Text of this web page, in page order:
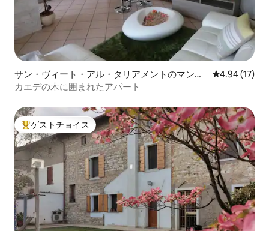
サン・ヴィート・アル・タリアメントのマンシ
ョン・アパート
レビュー17
4.94 (17)
カエデの木に囲まれたアパート
大好評のゲストチョイスです。
ゲストチョイス